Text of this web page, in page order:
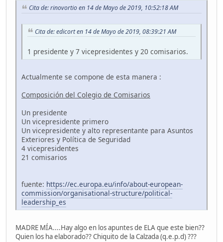
Cita de: rinovortio en 14 de Mayo de 2019, 10:52:18 AM
Cita de: edicort en 14 de Mayo de 2019, 08:39:21 AM
1 presidente y 7 vicepresidentes y 20 comisarios.
Actualmente se compone de esta manera :
Composición del Colegio de Comisarios
Un presidente
Un vicepresidente primero
Un vicepresidente y alto representante para Asuntos
Exteriores y Política de Seguridad
4 vicepresidentes
21 comisarios
fuente: https://ec.europa.eu/info/about-european-
commission/organisational-structure/political-
leadership_es
MADRE MÍA....Hay algo en los apuntes de ELA que este bien??
Quien los ha elaborado?? Chiquito de la Calzada (q.e.p.d) ???